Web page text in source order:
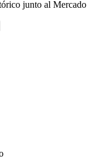
junto al Mercado